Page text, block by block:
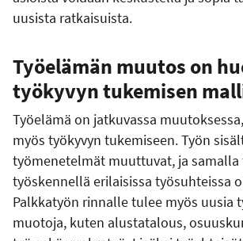
uusista ratkaisuista.
Työelämän muutos on
työkyvyn tukemisen
Työelämä on jatkuvassa
myös työkyvyn tukemiseen. Työn
työmenetelmät muuttuvat, ja
työskennellä erilaisissa työsuhteissa
Palkkatyön rinnalle tulee myös uusia
muotoja, kuten alustatalous,